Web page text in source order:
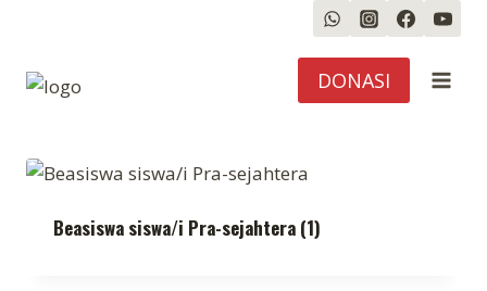
content
DONASI
Beasiswa siswa/i Pra-sejahtera (1)